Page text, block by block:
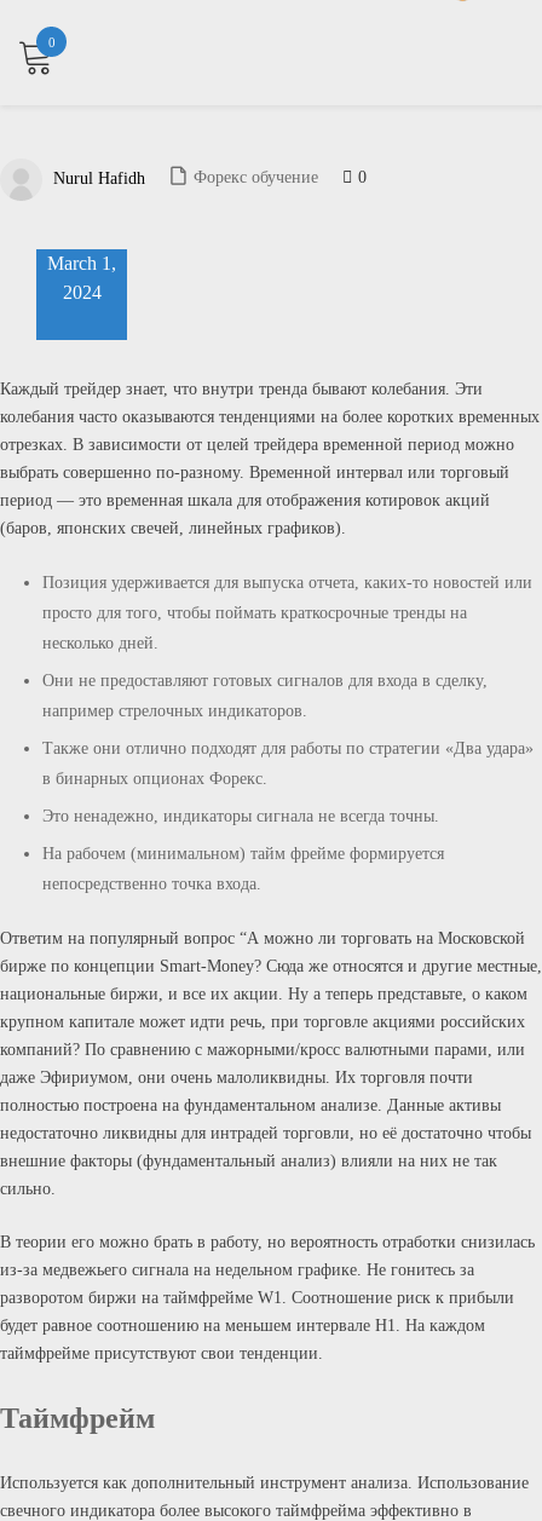
0
Nurul Hafidh Форекс обучение 0
March 1,
2024
Каждый трейдер знает, что внутри тренда бывают колебания. Эти
колебания часто оказываются тенденциями на более коротких временных
отрезках. В зависимости от целей трейдера временной период можно
выбрать совершенно по-разному. Временной интервал или торговый
период — это временная шкала для отображения котировок акций
(баров, японских свечей, линейных графиков).
Позиция удерживается для выпуска отчета, каких-то новостей или
просто для того, чтобы поймать краткосрочные тренды на
несколько дней.
Они не предоставляют готовых сигналов для входа в сделку,
например стрелочных индикаторов.
Также они отлично подходят для работы по стратегии «Два удара»
в бинарных опционах Форекс.
Это ненадежно, индикаторы сигнала не всегда точны.
На рабочем (минимальном) тайм фрейме формируется
непосредственно точка входа.
Ответим на популярный вопрос “А можно ли торговать на Московской
бирже по концепции Smart-Money? Сюда же относятся и другие местные,
национальные биржи, и все их акции. Ну а теперь представьте, о каком
крупном капитале может идти речь, при торговле акциями российских
компаний? По сравнению с мажорными/кросс валютными парами, или
даже Эфириумом, они очень малоликвидны. Их торговля почти
полностью построена на фундаментальном анализе. Данные активы
недостаточно ликвидны для интрадей торговли, но её достаточно чтобы
внешние факторы (фундаментальный анализ) влияли на них не так
сильно.
В теории его можно брать в работу, но вероятность отработки снизилась
из-за медвежьего сигнала на недельном графике. Не гонитесь за
разворотом биржи на таймфрейме W1. Соотношение риск к прибыли
будет равное соотношению на меньшем интервале Н1. На каждом
таймфрейме присутствуют свои тенденции.
Таймфрейм
Используется как дополнительный инструмент анализа. Использование
свечного индикатора более высокого таймфрейма эффективно в